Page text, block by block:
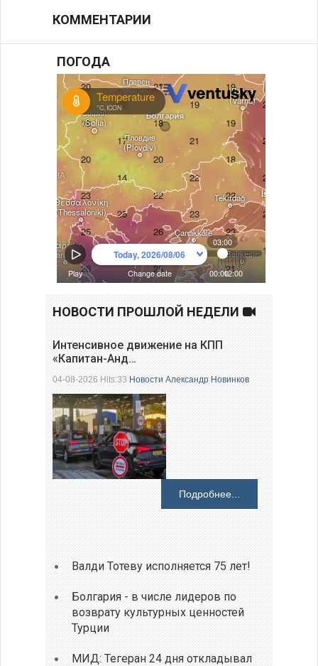
КОММЕНТАРИИ
ПОГОДА
НОВОСТИ ПРОШЛОЙ НЕДЕЛИ
Интенсивное движение на КПП
«Капитан-Анд…
04-08-2026 Hits:33Новости Александр Новинков
Подробнее...
Валди Тотеву исполняется 75 лет!
Болгария - в числе лидеров по
возврату культурных ценностей
Турции
МИД: Тегеран 24 дня откладывал